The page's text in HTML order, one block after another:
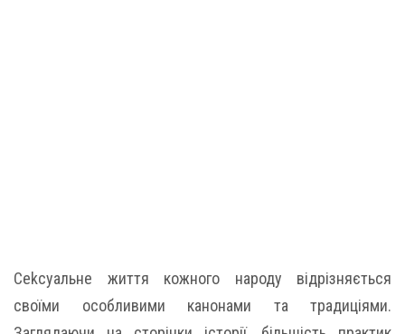
Сеkсуальне життя кожного народу відрізняється
своїми особливими канонами та традиціями.